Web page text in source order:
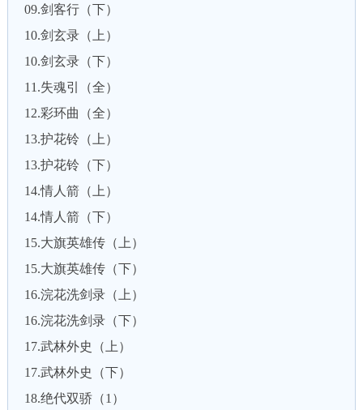
09.剑客行（下）
10.剑玄录（上）
10.剑玄录（下）
11.失魂引（全）
12.彩环曲（全）
13.护花铃（上）
13.护花铃（下）
14.情人箭（上）
14.情人箭（下）
15.大旗英雄传（上）
15.大旗英雄传（下）
16.浣花洗剑录（上）
16.浣花洗剑录（下）
17.武林外史（上）
17.武林外史（下）
18.绝代双骄（1）